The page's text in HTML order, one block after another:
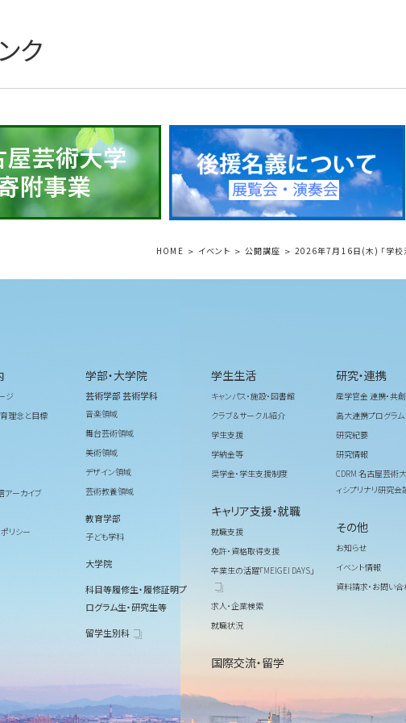
ク
HOME イベント 公開講座 2026年7月16日(木) 「学校
ジ
理念と目標
アーカイブ
リシー
学部・大学院
芸術学部 芸術学科
音楽領域
舞台芸術領域
美術領域
デザイン領域
芸術教養領域
教育学部
子ども学科
大学院
科目等履修生・履修証明プ
ログラム生・研究生等
留学生別科
学生生活
キャンパス・施設・図書館
クラブ＆サークル紹介
学生支援
学納金等
奨学金・学生支援制度
キャリア支援・就職
就職支援
免許・資格取得支援
卒業生の活躍「MEIGEI DAYS」
求人・企業検索
就職状況
国際交流・留学
研究・連携
産学官金 連携・共創
高大連携プログラム
研究紀要
研究情報
CDRM 名古屋芸術
ィシプリナリ研究会
その他
お知らせ
イベント情報
資料請求・お問い